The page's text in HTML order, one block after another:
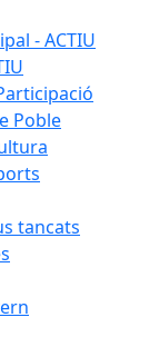
- ACTIU
Poble
tancats